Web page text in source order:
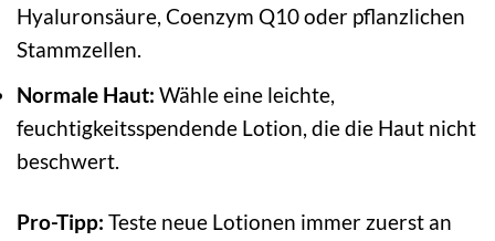
Hyaluronsäure, Coenzym Q10 oder pflanzlichen
Stammzellen.
Normale Haut: Wähle eine leichte,
feuchtigkeitsspendende Lotion, die die Haut nicht
beschwert.
Pro-Tipp: Teste neue Lotionen immer zuerst an